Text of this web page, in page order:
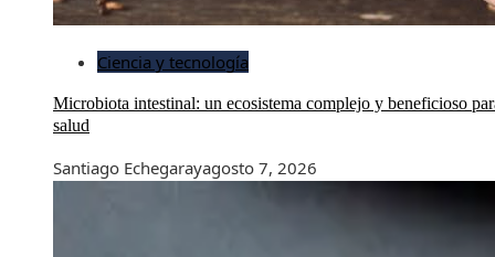
Ciencia y tecnología
Microbiota intestinal: un ecosistema complejo y beneficioso
salud
Santiago Echegarayagosto 7, 2026